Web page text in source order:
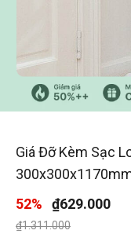
Giá Đỡ Kèm Sạc
52%
₫629.000
Giá giảm xuống từ
₫1.311.000đến